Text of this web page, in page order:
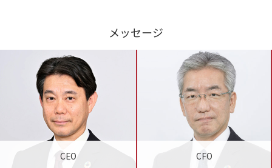
メッセージ
CEO CFO